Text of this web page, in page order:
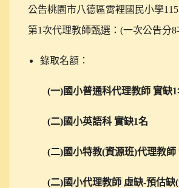
公告桃園市八德區霄裡國民小學
第1次代理教師甄選：(一次公告分
錄取名額：
(一)國小普通科代理教師 實缺1
(二)國小英語科 實缺1名
(二)國小特教(資源班)代理教師
(二)國小代理教師 虛缺-預估缺